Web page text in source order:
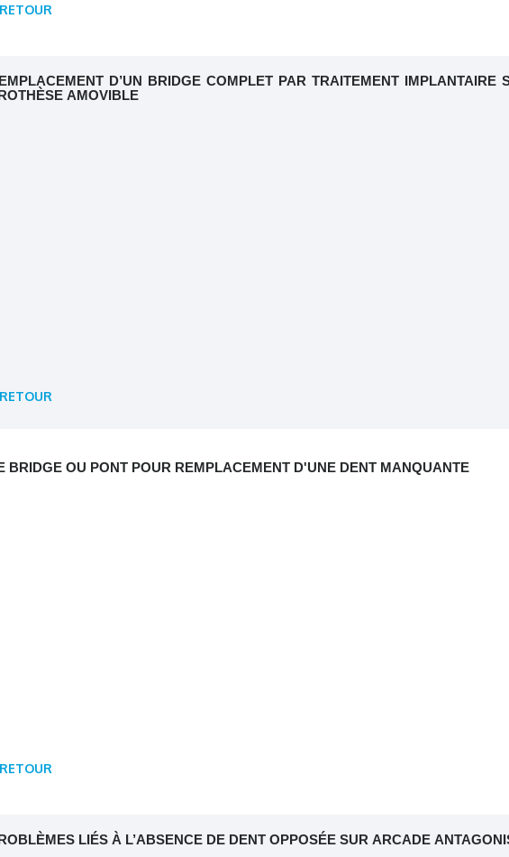
D’UN BRIDGE COMPLET PAR TRAITEMENT IMPLANTAIRE
AMOVIBLE
BRIDGE OU PONT POUR REMPLACEMENT D'UNE DENT MANQUANTE
LIÉS À L’ABSENCE DE DENT OPPOSÉE SUR ARCADE